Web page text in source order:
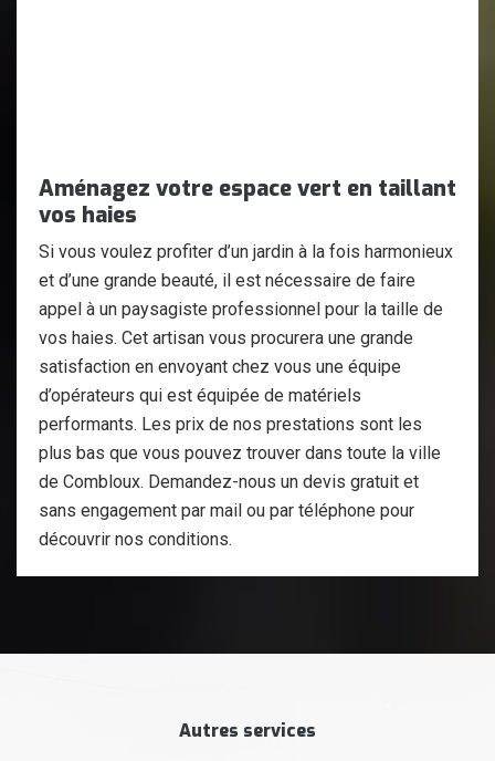
Aménagez votre espace vert en taillant
vos haies
Si vous voulez profiter d’un jardin à la fois harmonieux
et d’une grande beauté, il est nécessaire de faire
appel à un paysagiste professionnel pour la taille de
vos haies. Cet artisan vous procurera une grande
satisfaction en envoyant chez vous une équipe
d’opérateurs qui est équipée de matériels
performants. Les prix de nos prestations sont les
plus bas que vous pouvez trouver dans toute la ville
de Combloux. Demandez-nous un devis gratuit et
sans engagement par mail ou par téléphone pour
découvrir nos conditions.
Autres services